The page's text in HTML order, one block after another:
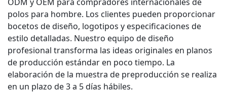
polos para hombre. Los clientes pueden proporcionar
bocetos de diseño, logotipos y especificaciones de
estilo detalladas. Nuestro equipo de diseño
profesional transforma las ideas originales en planos
de producción estándar en poco tiempo. La
elaboración de la muestra de preproducción se realiza
en un plazo de 3 a 5 días hábiles.